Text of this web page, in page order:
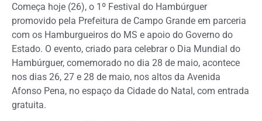
Começa hoje (26), o 1º Festival do Hambúrguer
promovido pela Prefeitura de Campo Grande em parceria
com os Hamburgueiros do MS e apoio do Governo do
Estado. O evento, criado para celebrar o Dia Mundial do
Hambúrguer, comemorado no dia 28 de maio, acontece
nos dias 26, 27 e 28 de maio, nos altos da Avenida
Afonso Pena, no espaço da Cidade do Natal, com entrada
gratuita.